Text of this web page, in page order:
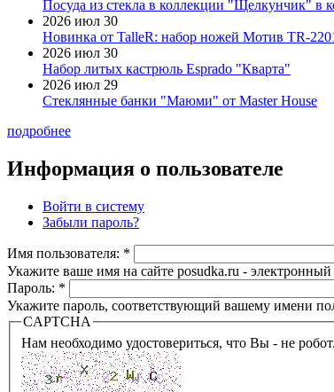
Посуда из стекла в коллекции "Щелкунчик"
2026 июл 30
Новинка от TalleR: набор ножей Мотив TR-
2026 июл 30
Набор литых кастрюль Esprado "Кварта"
2026 июл 29
Стеклянные банки "Маюми" от Master House
подробнее
Информация о пользователе
Войти в систему
Забыли пароль?
Имя пользователя: *
Укажите ваше имя на сайте posudka.ru -
Пароль: *
Укажите пароль, соответствующий вашему имени
CAPTCHA
Нам необходимо удостовериться, что Вы - не робот.